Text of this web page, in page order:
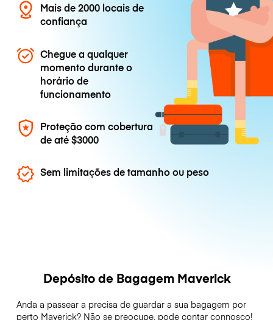
Mais de 2000 locais de
confiança
Chegue a qualquer
momento durante o
horário de
funcionamento
Proteção com cobertura
de até$3000
Sem limitações de tamanho ou peso
Depósito de Bagagem Maverick
Anda a passear a precisa de guardar a sua bagagem por
perto Maverick? Não se preocupe, pode contar connosco!